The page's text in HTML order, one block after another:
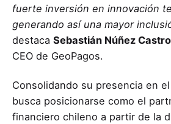
fuerte inversión en innovación
generando así una mayor
destaca Sebastián Núñez Castro
CEO de GeoPagos.
Consolidando su presencia en
busca posicionarse como el
financiero chileno a partir de la